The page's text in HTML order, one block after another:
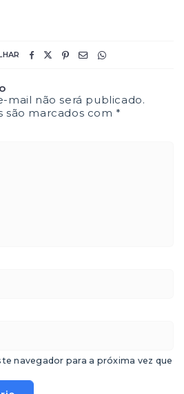
mail não será publicado.
são marcados com*
navegador para a próxima vez que